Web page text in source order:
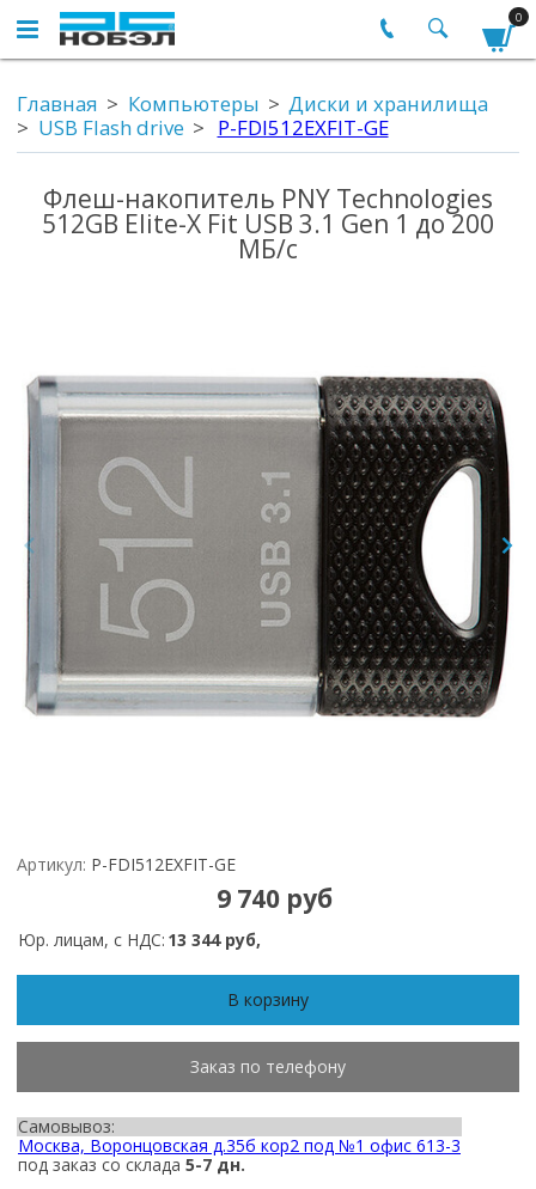
0
Главная Компьютеры
Диски и хранилища
USB Flash drive
P-FDI512EXFIT-GE
Флеш-накопитель PNY Technologies
512GB Elite-X Fit USB 3.1 Gen 1 до 200
МБ/с
Артикул: P-FDI512EXFIT-GE
9 740 руб
Юр. лицам, с НДС: 13 344 руб,
В корзину
Заказ по телефону
Самовывоз:
Москва, Воронцовская д.35б кор2 под №1 офис 613-3
под заказ со склада 5-7 дн.